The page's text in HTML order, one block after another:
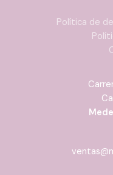
Política de